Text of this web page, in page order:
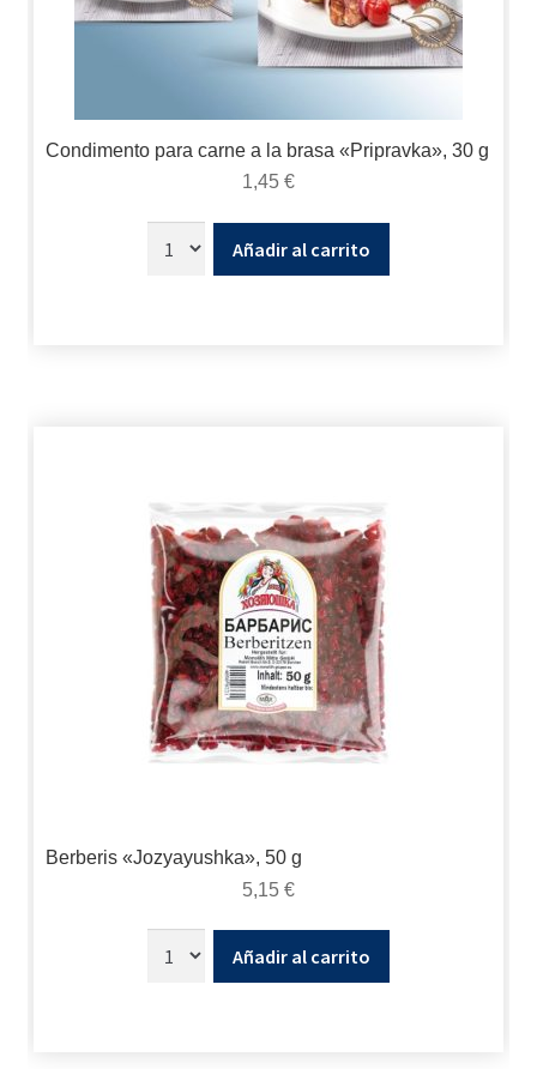
Condimento para carne a la brasa «Pripravka», 30 g
1,45 €
Añadir al carrito
Berberis «Jozyayushka», 50 g
5,15 €
Añadir al carrito